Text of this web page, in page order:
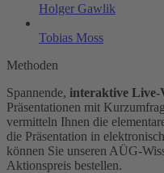
Holger Gawlik
Tobias Moss
Methoden
Spannende, interaktive Live-
Präsentationen mit
vermitteln Ihnen die
die Präsentation in
können Sie unseren AÜG-
Aktionspreis bestellen.